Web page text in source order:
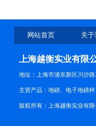
网站首页 关
上海越衡实业有限
地址：上海市浦东新区川沙路
主营产品：地磅、电子地磅
版权所有：上海越衡实业有